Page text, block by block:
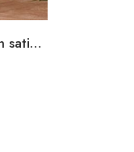
Robe de soirée champagne en satin longue fendue à bretelles